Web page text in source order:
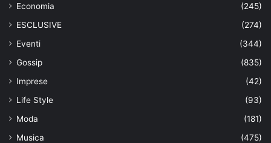
Economia
(245)
ESCLUSIVE
(274)
Eventi
(344)
Gossip
(835)
Imprese
(42)
Life Style
(93)
Moda
(181)
Musica
(475)